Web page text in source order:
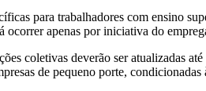
para trabalhadores com ensino
ocorrer apenas por iniciativa do
coletivas deverão ser atualizadas
de pequeno porte,